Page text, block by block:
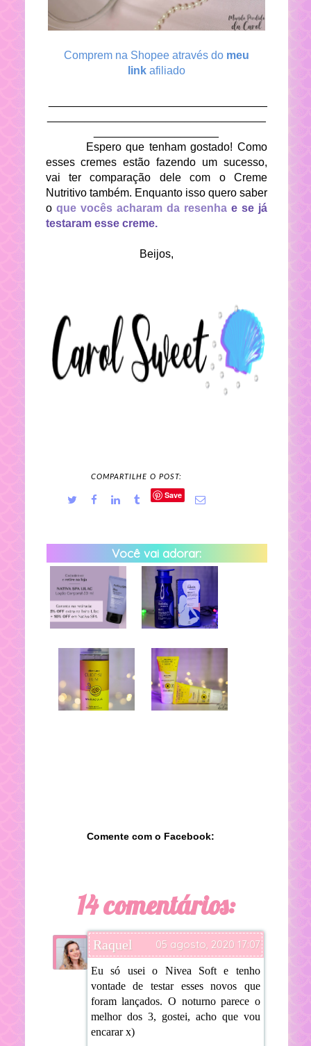
Comprem na Shopee através do meu
linkafiliado
Espero que tenham gostado! Como
esses cremes estão fazendo um sucesso,
vai ter comparação dele com o Creme
Nutritivo também. Enquanto isso quero saber
oque vocês acharam da resenha e se já
testaram esse creme.
Beijos,
COMPARTILHE O POST:
Save
Você vai adorar:
Comente com o Facebook:
14 comentários:
Raquel 05 agosto, 2020 17:07
Eu só usei o Nivea Soft e tenho
vontade de testar esses novos que
foram lançados. O noturno parece o
melhor dos 3, gostei, acho que vou
encarar x)